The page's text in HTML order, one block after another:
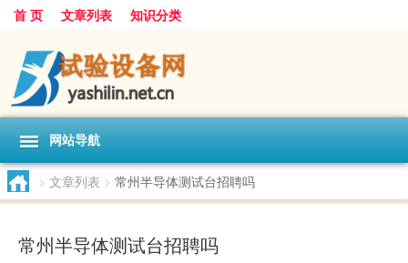
首 页 文章列表 知识分类
网站导航
> 文章列表 > 常州半导体测试台招聘吗
常州半导体测试台招聘吗